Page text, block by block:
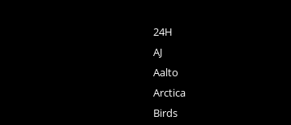
24H
AJ
Aalto
Arctica
Birds